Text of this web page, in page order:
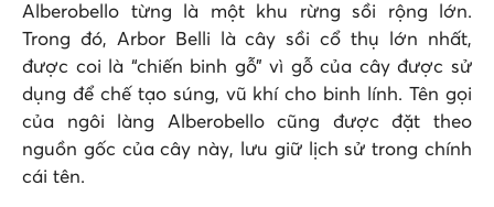
Alberobello từng là một khu rừng sồi rộng lớn.
Trong đó, Arbor Belli là cây sồi cổ thụ lớn nhất,
được coi là “chiến binh gỗ” vì gỗ của cây được sử
dụng để chế tạo súng, vũ khí cho binh lính. Tên gọi
của ngôi làng Alberobello cũng được đặt theo
nguồn gốc của cây này, lưu giữ lịch sử trong chính
cái tên.